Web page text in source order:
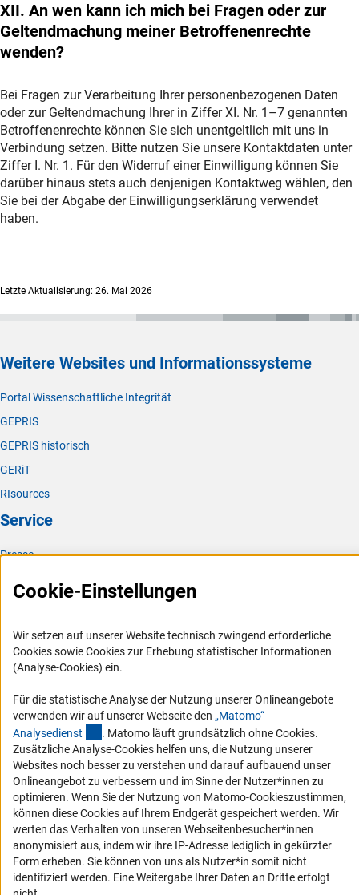
XII. An wen kann ich mich bei Fragen oder zur
Geltendmachung meiner Betroffenenrechte
wenden?
Bei Fragen zur Verarbeitung Ihrer personenbezogenen Daten
oder zur Geltendmachung Ihrer in Ziffer XI. Nr. 1–7 genannten
Betroffenenrechte können Sie sich unentgeltlich mit uns in
Verbindung setzen. Bitte nutzen Sie unsere Kontaktdaten unter
Ziffer I. Nr. 1. Für den Widerruf einer Einwilligung können Sie
darüber hinaus stets auch denjenigen Kontaktweg wählen, den
Sie bei der Abgabe der Einwilligungserklärung verwendet
haben.
Letzte Aktualisierung: 26. Mai 2026
Weitere Websites und Informationssysteme
Portal Wissenschaftliche Integrität
GEPRIS
GEPRIS historisch
GERiT
RIsources
Service
Presse
RSS-Feeds
Compliance
Vergabeverfahren
Barrierefreiheit
Service und Informationen für Menschen mit Behinderungen
Erklärung zur Barrierefreiheit
Barriere melden
DFG-aktuell
Erhalten Sie Neuigkeiten aus der DFG direkt in Ihr Mailpostfach oder
schauen Sie sich die Ausgaben online an.
Cookie-Einstellungen
Wir setzen auf unserer Website technisch zwingend erforderliche
Cookies sowie Cookies zur Erhebung statistischer Informationen
(Analyse-Cookies) ein.
Für die statistische Analyse der Nutzung unserer Onlineangebote
verwenden wir auf unserer Webseite den „Matomo“
Analysedienst (externer Link)
. Matomo läuft grundsätzlich ohne Cookies.
Zusätzliche Analyse-Cookies helfen uns, die Nutzung unserer
Websites noch besser zu verstehen und darauf aufbauend unser
Onlineangebot zu verbessern und im Sinne der Nutzer*innen zu
optimieren. Wenn Sie der Nutzung von Matomo-Cookieszustimmen,
können diese Cookies auf Ihrem Endgerät gespeichert werden. Wir
werten das Verhalten von unseren Webseitenbesucher*innen
anonymisiert aus, indem wir ihre IP-Adresse lediglich in gekürzter
Form erheben. Sie können von uns als Nutzer*in somit nicht
identifiziert werden. Eine Weitergabe Ihrer Daten an Dritte erfolgt